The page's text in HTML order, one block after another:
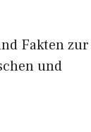
Fakten zur
und